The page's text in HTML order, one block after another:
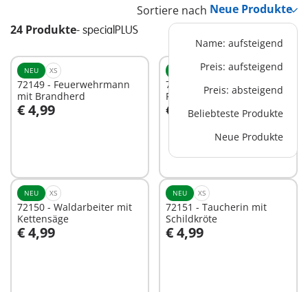
24 Produkte- specialPLUS
Sortiere nach
Name: aufsteigend
Preis: aufsteigend
Preis: absteigend
Beliebteste Produkte
Neue Produkte
NEU XS
72149 - Feuerwehrmann
mit Brandherd
€ 4,99
In den Warenkorb
XS
72152 - Weihnachtself mit
Plätzchen
€ 4,99
verfügbar
NEU XS
72150 - Waldarbeiter mit
Kettensäge
€ 4,99
NEU XS
72151 - Taucherin mit
Schildkröte
€ 4,99